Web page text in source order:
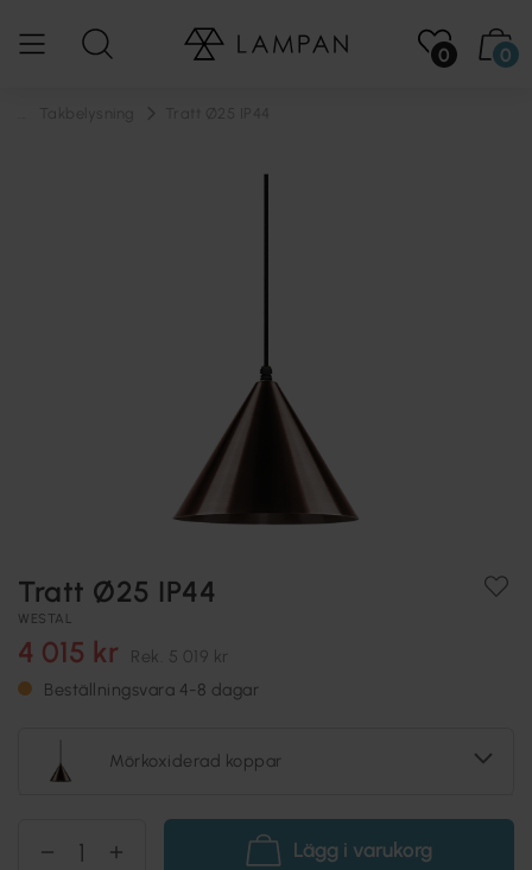
0 0
Tratt Ø25 IP44
WESTAL
4 015 kr Rek. 5 019 kr
Beställningsvara 4-8 dagar
Mörkoxiderad koppar
Lägg i varukorg